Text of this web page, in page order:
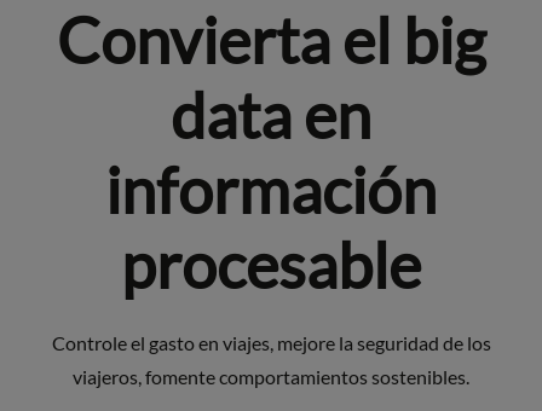
Convierta el big
data en
información
procesable
Controle el gasto en viajes, mejore la seguridad de los
viajeros, fomente comportamientos sostenibles.